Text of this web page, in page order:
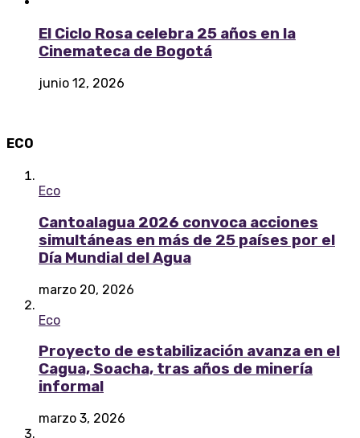
El Ciclo Rosa celebra 25 años en la
Cinemateca de Bogotá
junio 12, 2026
ECO
Eco
Cantoalagua 2026 convoca acciones
simultáneas en más de 25 países por el
Día Mundial del Agua
marzo 20, 2026
Eco
Proyecto de estabilización avanza en el
Cagua, Soacha, tras años de minería
informal
marzo 3, 2026